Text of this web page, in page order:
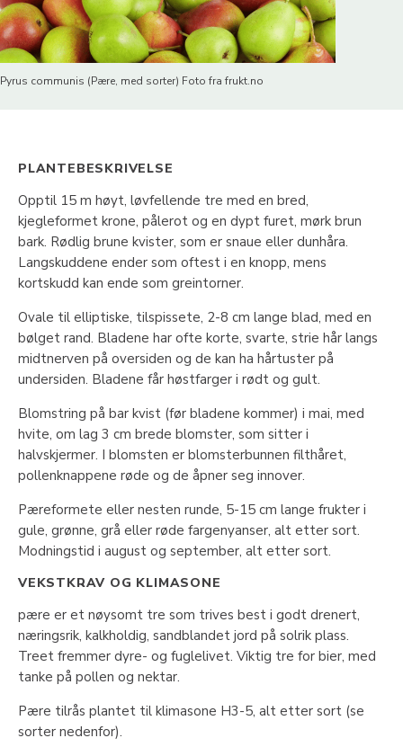
Pyrus communis (Pære, med sorter) Foto fra frukt.no
PLANTEBESKRIVELSE
Opptil 15 m høyt, løvfellende tre med en bred,
kjegleformet krone, pålerot og en dypt furet, mørk brun
bark. Rødlig brune kvister, som er snaue eller dunhåra.
Langskuddene ender som oftest i en knopp, mens
kortskudd kan ende som greintorner.
Ovale til elliptiske, tilspissete, 2-8 cm lange blad, med en
bølget rand. Bladene har ofte korte, svarte, strie hår langs
midtnerven på oversiden og de kan ha hårtuster på
undersiden. Bladene får høstfarger i rødt og gult.
Blomstring på bar kvist (før bladene kommer) i mai, med
hvite, om lag 3 cm brede blomster, som sitter i
halvskjermer. I blomsten er blomsterbunnen filthåret,
pollenknappene røde og de åpner seg innover.
Pæreformete eller nesten runde, 5-15 cm lange frukter i
gule, grønne, grå eller røde fargenyanser, alt etter sort.
Modningstid i august og september, alt etter sort.
VEKSTKRAV OG KLIMASONE
pære er et nøysomt tre som trives best i godt drenert,
næringsrik, kalkholdig, sandblandet jord på solrik plass.
Treet fremmer dyre- og fuglelivet. Viktig tre for bier, med
tanke på pollen og nektar.
Pære tilrås plantet til klimasone H3-5, alt etter sort (se
sorter nedenfor).